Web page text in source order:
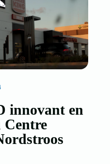
innovant en
Centre